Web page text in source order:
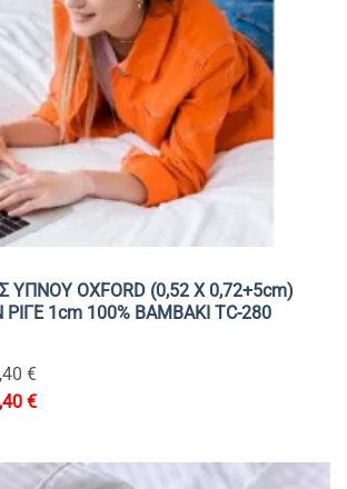
OXFORD (0,52 Χ 0,72+5cm)
1cm 100% BAMBAKI TC-280
€
€